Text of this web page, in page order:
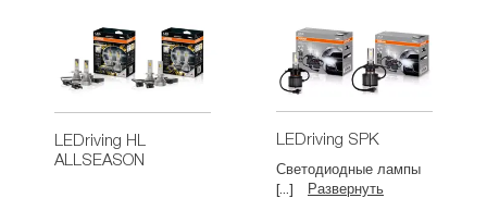
LEDriving HL
ALLSEASON
LEDriving SPK
Светодиодные лампы
[...]
Развернуть